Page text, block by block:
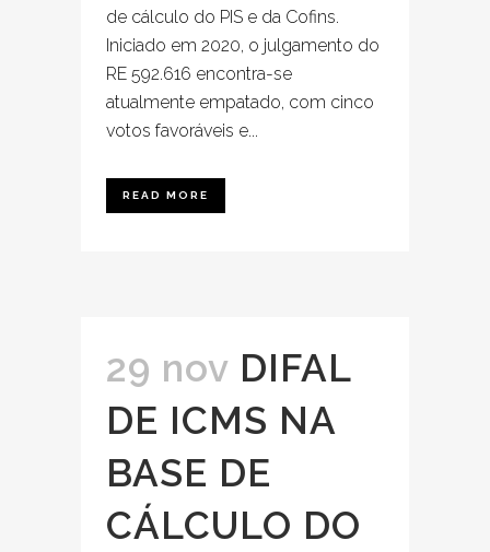
de cálculo do PIS e da Cofins.
Iniciado em 2020, o julgamento do
RE 592.616 encontra-se
atualmente empatado, com cinco
votos favoráveis e...
READ MORE
29 nov DIFAL
DE ICMS NA
BASE DE
CÁLCULO DO